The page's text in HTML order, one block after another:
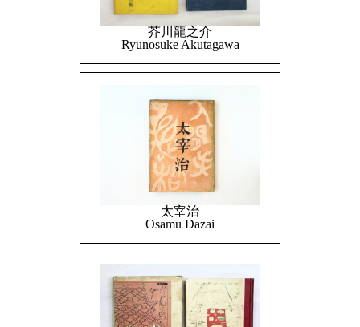
芥川龍之介
Ryunosuke Akutagawa
太宰治
Osamu Dazai